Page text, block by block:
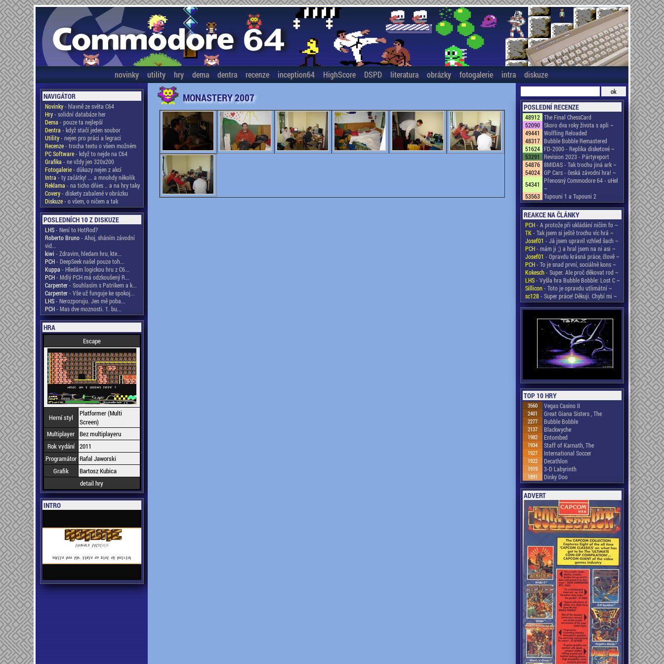
novinky utility hry dema dentra recenze inception64 HighScore DSPD literatura obrázky fotogalerie intra diskuze
NAVIGÁTOR
Novinky- hlavně ze světa C64
Hry- solidní databáze her
Dema - pouze ta nejlepší
Dentra - když stačí jeden soubor
Utility- nejen pro práci a legraci
Recenze- trocha textu o všem možném
PC Software- když to nejde na C64
Grafika - ne vždy jen 320x200
Fotogalerie- důkazy nejen z akcí
Intra - ty začátky! ... a mnohdy několik
Reklama - na ticho dňies .. a na hry taky
Covery- diskety zabalené v obrázku
Diskuze- o všem, o ničem a tak
POSLEDNÍCH 10 Z DISKUZE
LHS- Není to HotRod?
Roberto Bruno- Ahoj, sháním závodní
vid...
kiwi - Zdravim, hledam hru, kte...
PCH- DeepSeek našel pouze toh...
Kuppa - Hledám logickou hru z C6...
PCH- Mdlý PCH má odzkoušený R...
Carpenter- Souhlasím s Patrikem a k...
Carpenter- Vše už funguje ke spokoj...
LHS- Nerozporuju. Jen mě poba...
PCH- Mas dve moznosti. 1. bu...
HRA
Escape
Herní styl
Platformer (Multi
Screen)
Multiplayer Bez multiplayeru
Rok vydání 2011
Programátor Rafal Jaworski
Grafik
Bartosz Kubica
detail hry
INTRO
MONASTERY 2007
POSLEDNÍ RECENZE
48912 The Final ChessCard
52090 Skoro dva roky života s apli ~
49441
Wolfling Reloaded
48317 Bubble Bobble Remastered
51624 FD-2000 - Replika disketové ~
53291
Revision 2023 - Pártyreport
54876 8MIDAS - Tak trochu jiná ark ~
54024 GP Cars - česká závodní hra! ~
54341
Přenosný Commodore 64 - uHel
~
53563 Tupouni 1 a Tupouni 2
REAKCE NA ČLÁNKY
PCH- A protože při ukládání ničím fo ~
TK- Tak jsem si ještě trochu víc hrá ~
Josef01 - Já jsem upravil vzhled šach ~
PCH- mám ji ;) a hral jsem na ni asi ~
Josef01 - Opravdu krásná práce, člově ~
PCH- To je snad první, sociálně kons ~
Kokesch- Super. Ale proč děkovat rod ~
LHS- Vyšla hra Bubble Bobble: Lost C ~
Sillicon- Toto je opravdu utlimátní ~
sc128- Super práce! Děkuji. Chybí mi ~
TOP 10 HRY
3560 Vegas Casino II
2401 Great Giana Sisters , The
2277 Bubble Bobble
2137 Blackwyche
1982 Entombed
1934 Staff of Karnath, The
1927 International Soccer
1922 Decathlon
1919 3-D Labyrinth
1891 Dinky Doo
ADVERT